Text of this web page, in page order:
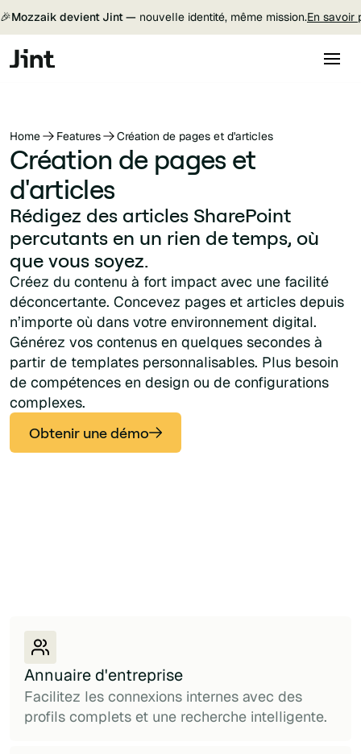
🎉Mozzaik devient Jint — nouvelle identité, même mission.En savoir
Home Features Création de pages et d'articles
Création de pages et
d'articles
Rédigez des articles SharePoint
percutants en un rien de temps, où
que vous soyez.
Créez du contenu à fort impact avec une facilité
déconcertante. Concevez pages et articles depuis
n’importe où dans votre environnement digital.
Générez vos contenus en quelques secondes à
partir de templates personnalisables. Plus besoin
de compétences en design ou de configurations
complexes.
Obtenir une démo
Annuaire d'entreprise
Facilitez les connexions internes avec des
profils complets et une recherche intelligente.